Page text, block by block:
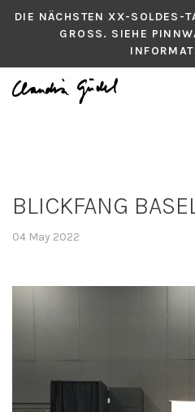
DIE NÄCHSTEN XX-SOLDES-
GROSS. SIEHE
BLICKFANG
04 May 2022